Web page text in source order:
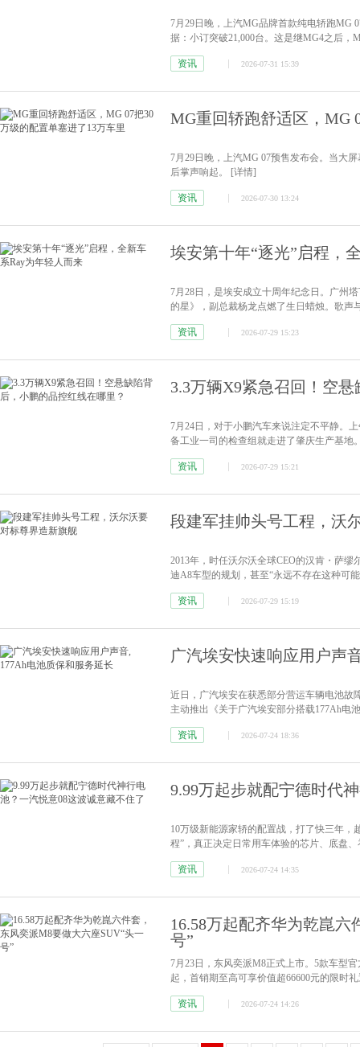
7月29日晚，上汽MG品牌首款纯电轿跑MG
据：小订突破21,000台。这是继MG4之后，
资讯 2026-07-31 15:39
MG重回轿跑舒适区，MG
7月29日晚，上汽MG 07预售发布会。当大
后掌声响起。
[详情]
资讯 2026-07-30 13:24
埃安第十年“逐光”启程，
7月28日，是埃安成立十周年纪念日。广州
的星》，副总裁杨龙点燃了生日蜡烛。歌声
资讯
2026-07-29 15:23
3.3万辆X9紧急召回！空
7月24日，对于小鹏汽车来说注定不平静。
备工业一司的检查组就走进了肇庆生产基地
资讯 2026-07-29 15:21
段建军挂帅头号工程，沃
2013年，时任沃尔沃全球CEO的汉肯・萨
迪A8车型的规划，甚至“永远不存在这种可
资讯
2026-07-29 15:19
广汽埃安快速响应用户声
近日，广汽埃安在获悉部分营运车辆电池故
主动推出《关于广汽埃安部分搭载177Ah电
资讯 2026-07-24 18:36
9.99万起步就配宁德时代
10万级新能源家轿的配置战，打了快三年
程”，真正决定日常用车体验的芯片、底盘
资讯 2026-07-24 14:35
16.58万起配齐华为乾崑
号”
7月23日，东风奕派M8正式上市。5款车型
起，首销期至高可享价值超66600元的限时
资讯
2026-07-24 14:26